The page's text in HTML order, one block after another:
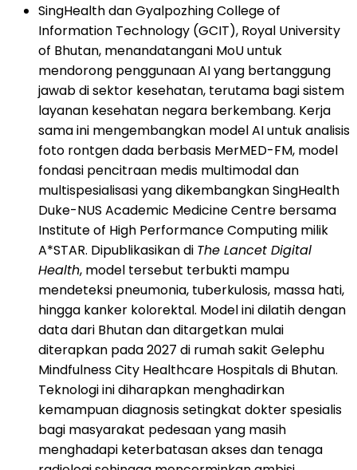
SingHealth dan Gyalpozhing College of
Information Technology (GCIT), Royal University
of Bhutan, menandatangani MoU untuk
mendorong penggunaan AI yang bertanggung
jawab di sektor kesehatan, terutama bagi sistem
layanan kesehatan negara berkembang. Kerja
sama ini mengembangkan model AI untuk analisis
foto rontgen dada berbasis MerMED-FM, model
fondasi pencitraan medis multimodal dan
multispesialisasi yang dikembangkan SingHealth
Duke-NUS Academic Medicine Centre bersama
Institute of High Performance Computing milik
A*STAR. Dipublikasikan di The Lancet Digital
Health, model tersebut terbukti mampu
mendeteksi pneumonia, tuberkulosis, massa hati,
hingga kanker kolorektal. Model ini dilatih dengan
data dari Bhutan dan ditargetkan mulai
diterapkan pada 2027 di rumah sakit Gelephu
Mindfulness City Healthcare Hospitals di Bhutan.
Teknologi ini diharapkan menghadirkan
kemampuan diagnosis setingkat dokter spesialis
bagi masyarakat pedesaan yang masih
menghadapi keterbatasan akses dan tenaga